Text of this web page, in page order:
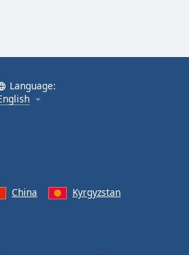
Language:
China
Kyrgyzstan